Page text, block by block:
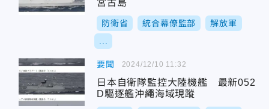
宮古島
防衛省 統合幕僚監部 解放軍
要聞
日本自衛隊監控大陸機艦 最新052
D驅逐艦沖繩海域現蹤
2024/12/10 11:32